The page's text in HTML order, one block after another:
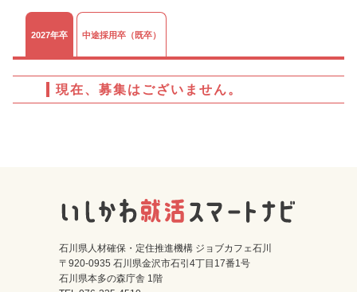
2027年卒 中途採用卒（既卒）
現在、募集はございません。
石川県人材確保・定住推進機構 ジョブカフェ石川
〒920-0935 石川県金沢市石引4丁目17番1号
石川県本多の森庁舎 1階